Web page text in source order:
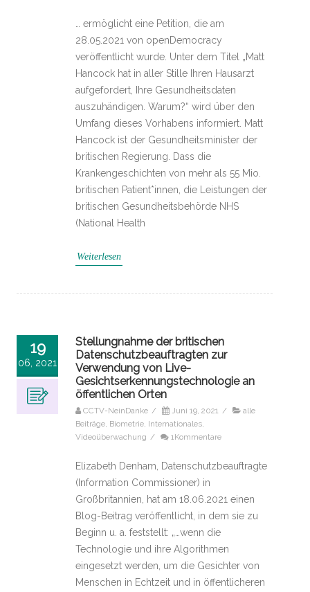
… ermöglicht eine Petition, die am
28.05.2021 von openDemocracy
veröffentlicht wurde. Unter dem Titel „Matt
Hancock hat in aller Stille Ihren Hausarzt
aufgefordert, Ihre Gesundheitsdaten
auszuhändigen. Warum?“ wird über den
Umfang dieses Vorhabens informiert. Matt
Hancock ist der Gesundheitsminister der
britischen Regierung. Dass die
Krankengeschichten von mehr als 55 Mio.
britischen Patient*innen, die Leistungen der
britischen Gesundheitsbehörde NHS
(National Health
Weiterlesen
19
06, 2021
Stellungnahme der britischen
Datenschutzbeauftragten zur
Verwendung von Live-
Gesichtserkennungstechnologie an
öffentlichen Orten
CCTV-NeinDanke / Juni 19, 2021 /
alle
Beiträge Biometrie Internationales
Videoüberwachung / 1Kommentare
Elizabeth Denham, Datenschutzbeauftragte
(Information Commissioner) in
Großbritannien, hat am 18.06.2021 einen
Blog-Beitrag veröffentlicht, in dem sie zu
Beginn u. a. feststellt: „…wenn die
Technologie und ihre Algorithmen
eingesetzt werden, um die Gesichter von
Menschen in Echtzeit und in öffentlicheren